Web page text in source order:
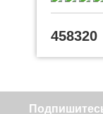
458320